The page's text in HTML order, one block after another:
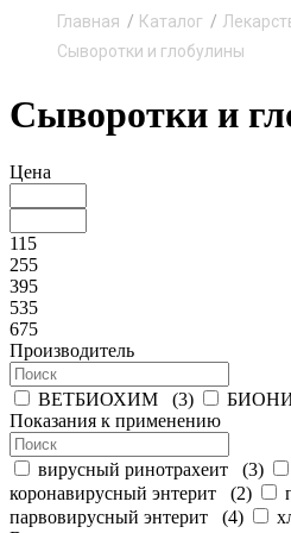
Главная Каталог
Сыворотки и глобулины
Сыворотки и
Цена
115
255
395
535
675
Производитель
ВЕТБИОХИМ (3)
Показания к применению
вирусный ринотрахеит (3)
коронавирусный энтерит (2)
парвовирусный энтерит (4)